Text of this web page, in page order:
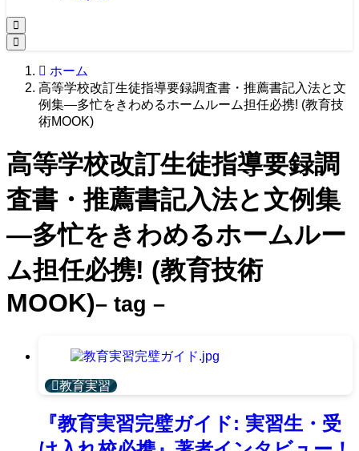
ホーム
高等学校改訂生徒指導要録調査書・推薦書記入法と文
例集―多忙をきわめるホームルーム担任必携! (教育技
術MOOK)
高等学校改訂生徒指導要録調
査書・推薦書記入法と文例集
―多忙をきわめるホームルー
ム担任必携! (教育技術
MOOK)– tag –
教育実習
『教育実習完璧ガイド: 実習生・受